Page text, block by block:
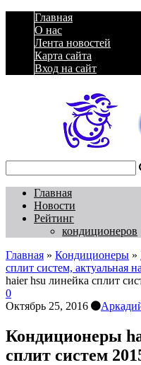
Главная
О нас
Лента новостей
Карта сайта
Вход на сайт
Главная
Новости
Рейтинг
кондиционеров
Главная » Кондиционеры »
сплит систем, актуальная
haier hsu линейка сплит
0
Октябрь 25, 2016
Кондиционеры
сплит систем